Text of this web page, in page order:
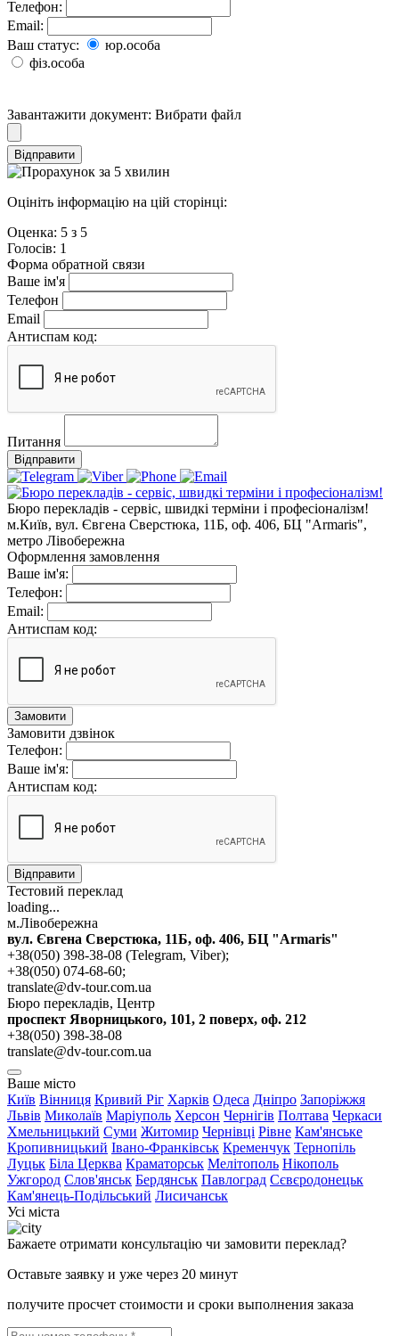
Телефон:
Email:
Ваш статус:
юр.особа
фіз.особа
Завантажити документ: Вибрати файл
Відправити
Оцініть інформацію на цій сторінці:
Оценка: 5 з 5
Голосiв: 1
Форма обратной связи
Ваше ім'я
Телефон
Email
Антиспам код:
Питання
Відправити
Бюро перекладів - сервіс, швидкі терміни і професіоналізм!
м.Київ, вул. Євгена Сверстюка, 11Б, оф. 406, БЦ "Armaris",
метро Лівобережна
Оформлення замовлення
Ваше ім'я:
Телефон:
Email:
Антиспам код:
Замовити
Замовити дзвінок
Телефон:
Ваше ім'я:
Антиспам код:
Відправити
Тестовий переклад
loading...
м.Лівобережна
вул. Євгена Сверстюка, 11Б, оф. 406, БЦ "Armaris"
+38(050) 398-38-08 (Telegram, Viber);
+38(050) 074-68-60;
translate@dv-tour.com.ua
Бюро перекладів, Центр
проспект Яворницького, 101, 2 поверх, оф. 212
+38(050) 398-38-08
translate@dv-tour.com.ua
Ваше місто
Київ Вінниця Кривий Ріг Харків Одеса Дніпро Запоріжжя
Львів Миколаїв Маріуполь Херсон Чернігів Полтава Черкаси
Хмельницький Суми Житомир Чернівці Рівне Кам'янське
Кропивницький Івано-Франківськ Кременчук Тернопіль
Луцьк Біла Церква Краматорськ Мелітополь Нікополь
Ужгород Слов'янськ Бердянськ Павлоград Сєвєродонецьк
Кам'янець-Подільський Лисичанськ
Усі міста
Бажаете отримати консультацію чи замовити переклад?
Оставьте заявку и уже через 20 минут
получите просчет стоимости и сроки выполнения заказа